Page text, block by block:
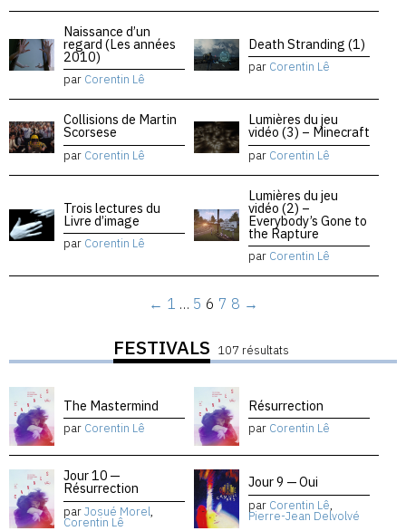
Naissance d’un
regard (Les années
2010)
par Corentin Lê
Death Stranding (1)
par Corentin Lê
Collisions de Martin
Scorsese
par Corentin Lê
Lumières du jeu
vidéo (3) – Minecraft
par Corentin Lê
Trois lectures du
Livre d’image
par Corentin Lê
Lumières du jeu
vidéo (2) –
Everybody’s Gone to
the Rapture
par Corentin Lê
← 1 … 5 6 7 8 →
FESTIVALS 107 résultats
The Mastermind
par Corentin Lê
Résurrection
par Corentin Lê
Jour 10 —
Résurrection
parJosué Morel,
Corentin Lê
Jour 9 — Oui
par Corentin Lê,
Pierre-Jean Delvolvé